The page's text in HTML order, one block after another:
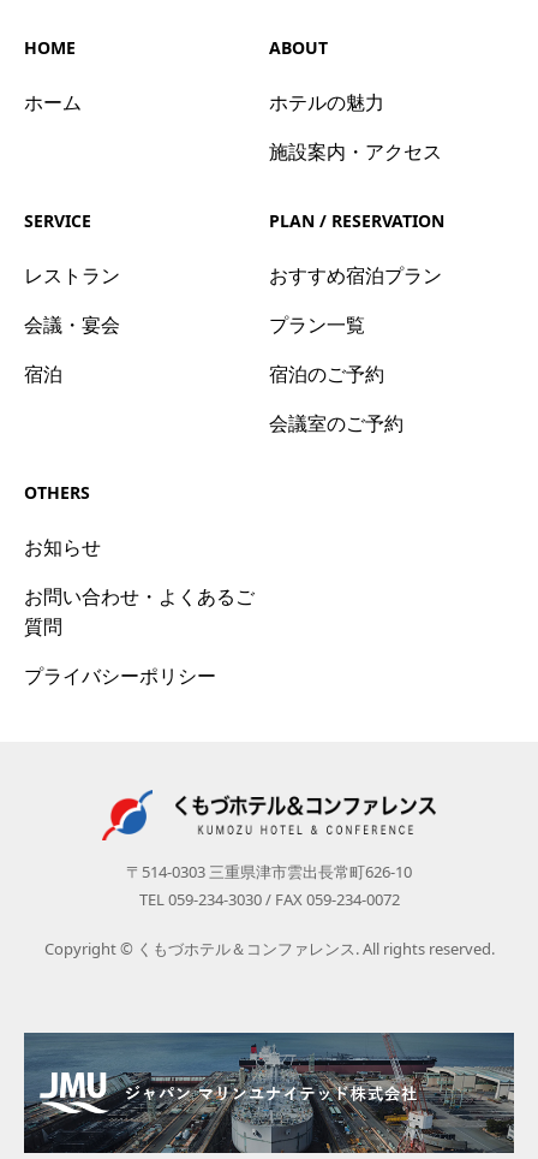
HOME
ホーム
ABOUT
ホテルの魅力
施設案内・アクセス
SERVICE
レストラン
会議・宴会
宿泊
PLAN / RESERVATION
おすすめ宿泊プラン
プラン一覧
宿泊のご予約
会議室のご予約
OTHERS
お知らせ
お問い合わせ・よくあるご
質問
プライバシーポリシー
〒514-0303 三重県津市雲出長常町626-10
TEL 059-234-3030 / FAX 059-234-0072
Copyright © くもづホテル＆コンファレンス. All rights reserved.